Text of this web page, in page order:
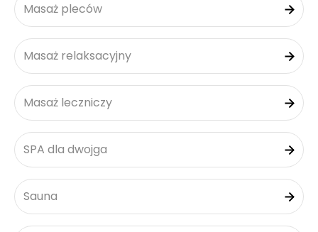
Masaż pleców
Masaż relaksacyjny
Masaż leczniczy
SPA dla dwojga
Sauna